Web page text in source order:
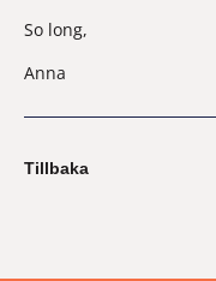
So long,
Anna
Tillbaka